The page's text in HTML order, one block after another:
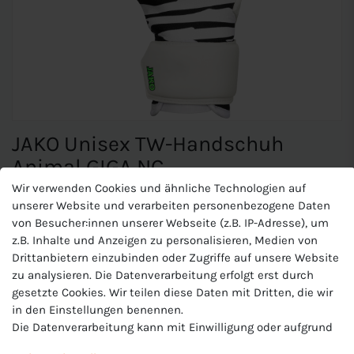
JAKO Unisex TW-Handschuh
Animal GIGA NC
JAKO Unisex TW-Handschuh
Animal GIGA NC
Deutscher Qualitätshaftschaum
Konstruktion ohne Nähte für höchsten Tragekomfort
Negative Cut
Atmungsaktives Neopren für maximale Belüftung
Wir verwenden Cookies und ähnliche Technologien auf
unserer Website und verarbeiten personenbezogene Daten
von Besucher:innen unserer Webseite (z.B. IP-Adresse), um
z.B. Inhalte und Anzeigen zu personalisieren, Medien von
Drittanbietern einzubinden oder Zugriffe auf unsere Website
zu analysieren. Die Datenverarbeitung erfolgt erst durch
gesetzte Cookies. Wir teilen diese Daten mit Dritten, die wir
in den Einstellungen benennen.
Die Datenverarbeitung kann mit Einwilligung oder aufgrund